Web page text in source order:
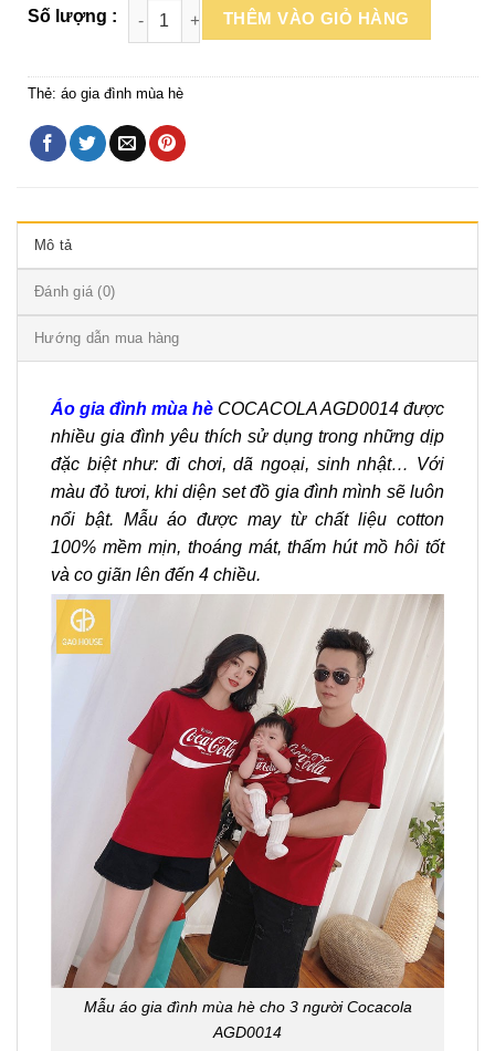
THÊM VÀO GIỎ HÀNG
Thẻ: áo gia đình mùa hè
Mô tả
Đánh giá (0)
Hướng dẫn mua hàng
Áo gia đình mùa hè COCACOLA AGD0014 được
nhiều gia đình yêu thích sử dụng trong những dịp
đặc biệt như: đi chơi, dã ngoại, sinh nhật… Với
màu đỏ tươi, khi diện set đồ gia đình mình sẽ luôn
nổi bật. Mẫu áo được may từ chất liệu cotton
100% mềm mịn, thoáng mát, thấm hút mồ hôi tốt
và co giãn lên đến 4 chiều.
Mẫu áo gia đình mùa hè cho 3 người Cocacola
AGD0014